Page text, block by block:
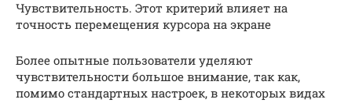
Чувствительность. Этот критерий влияет на
точность перемещения курсора на экране
Более опытные пользователи уделяют
чувствительности большое внимание, так как,
помимо стандартных настроек, в некоторых видах